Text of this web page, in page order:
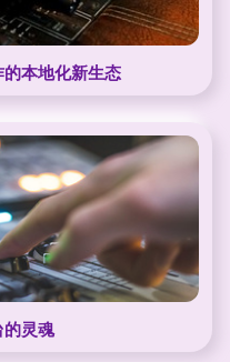
本地化新生态
灵魂